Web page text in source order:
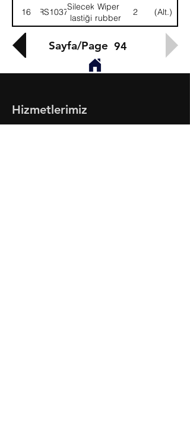
1658RS103742
Silecek
lastiği
Wiper
rubber
2 (Alt.)
Sayfa/Page 94
Hizmetlerimiz